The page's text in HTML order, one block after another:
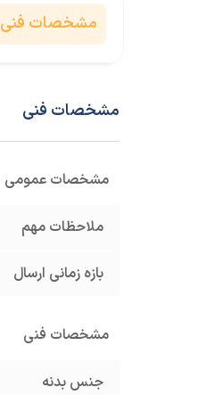
مشخصات فنی
مشخصات فنی
مشخصات عمومی
ملاحظات مهم
بازه زمانی ارسال
مشخصات فنی
جنس بدنه